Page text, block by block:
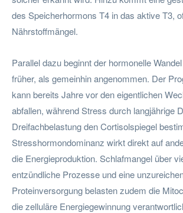
des Speicherhormons T4 in das aktive T3,
Nährstoffmängel.
Parallel dazu beginnt der hormonelle
früher, als gemeinhin angenommen. Der
kann bereits Jahre vor den eigentlichen
abfallen, während Stress durch langjährige
Dreifachbelastung den Cortisolspiegel
Stresshormondominanz wirkt direkt auf
die Energieproduktion. Schlafmangel über
entzündliche Prozesse und eine
Proteinversorgung belasten zudem die
die zelluläre Energiegewinnung